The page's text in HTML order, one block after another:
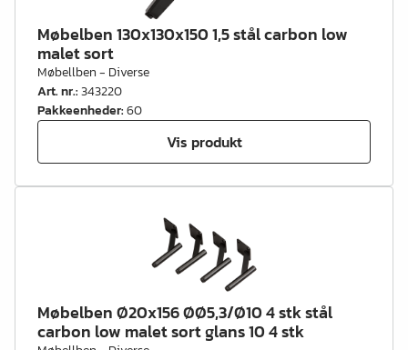
Møbelben 130x130x150 1,5 stål carbon low
malet sort
Møbellben - Diverse
Art. nr.:343220
Pakkeenheder:60
Vis produkt
Møbelben Ø20x156 ØØ5,3/Ø10 4 stk stål
carbon low malet sort glans 10 4 stk